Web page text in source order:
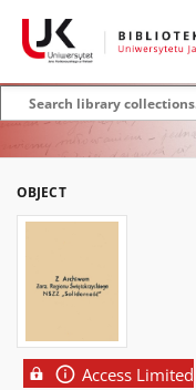
OBJECT
Access Limited